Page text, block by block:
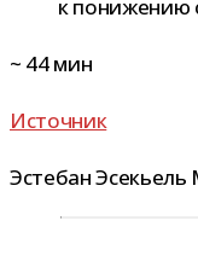
~ 44мин
Источник
Эстебан